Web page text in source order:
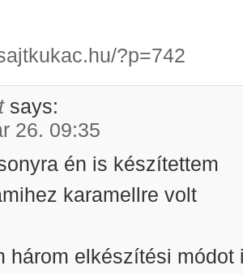
?p=742
says:
26. 09:35
én is készítettem
karamellre volt
három elkészítési módot